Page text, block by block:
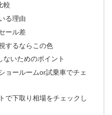
較
る理由
ール差
するならこの色
ないためのポイント
ョールームor試乗車でチェ
で下取り相場をチェックし